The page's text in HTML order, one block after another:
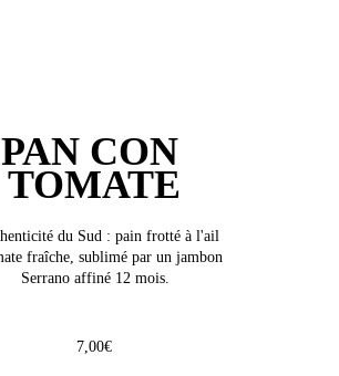
PAN CON
TOMATE
du Sud : pain frotté à l'ail
fraîche, sublimé par un jambon
Serrano affiné 12 mois.
7,00€